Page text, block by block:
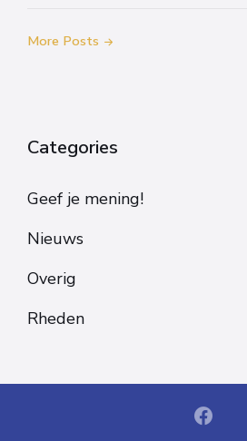
More Posts
Categories
Geef je mening!
Nieuws
Overig
Rheden